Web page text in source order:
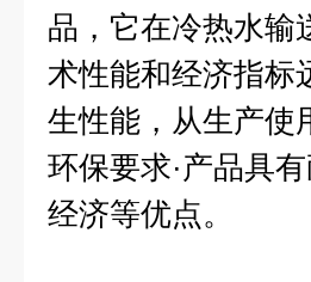
品，它在冷热水输
术性能和经济指标
生性能，从生产使
环保要求·产品具
经济等优点。